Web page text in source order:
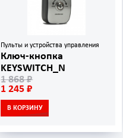
Пульты и устройства управления
Ключ-кнопка
KEYSWITCH_N
1 868 ₽
1 245 ₽
В КОРЗИНУ